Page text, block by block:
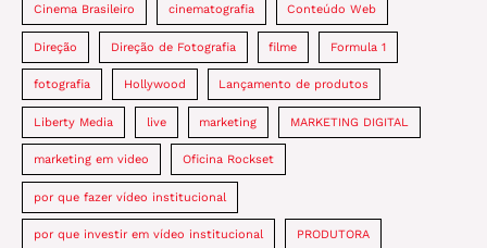
Cinema Brasileiro cinematografia Conteúdo Web
Direção Direção de Fotografia filme Formula 1
fotografia Hollywood Lançamento de produtos
Liberty Media live marketing MARKETING DIGITAL
marketing em video Oficina Rockset
por que fazer vídeo institucional
por que investir em vídeo institucional PRODUTORA